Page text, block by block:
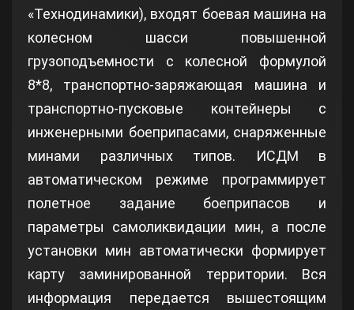
«Технодинамики), входят боевая машина на
колесном шасси повышенной
грузоподъемности с колесной формулой
8*8, транспортно-заряжающая машина и
транспортно-пусковые контейнеры с
инженерными боеприпасами, снаряженные
минами различных типов. ИСДМ в
автоматическом режиме программирует
полетное задание боеприпасов и
параметры самоликвидации мин, а после
установки мин автоматически формирует
карту заминированной территории. Вся
информация передается вышестоящим